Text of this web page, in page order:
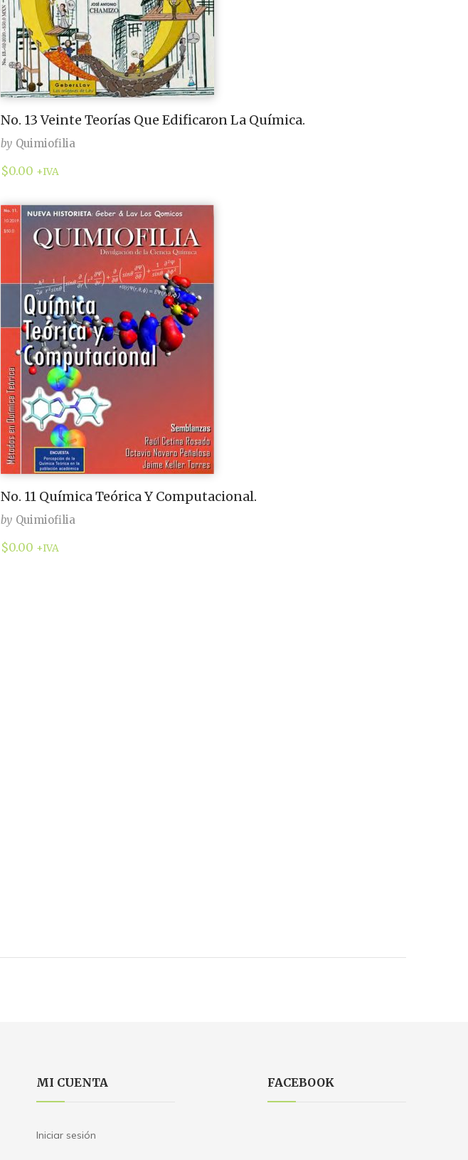
No. 13 Veinte Teorías Que Edificaron La Química.
by Quimiofilia
$0.00 +IVA
No. 11 Química Teórica Y Computacional.
by Quimiofilia
$0.00 +IVA
MI CUENTA
Iniciar sesión
FACEBOOK